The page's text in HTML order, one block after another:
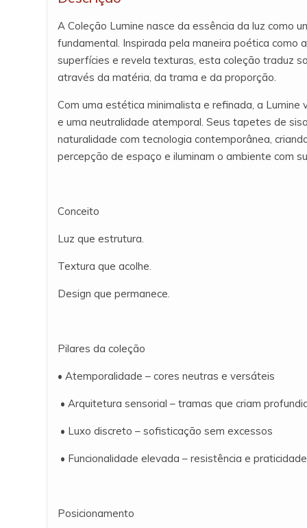
A Coleção Lumine nasce da essência da luz como
fundamental. Inspirada pela maneira poética como
superfícies e revela texturas, esta coleção traduz
através da matéria, da trama e da proporção.
Com uma estética minimalista e refinada, a Lumine
e uma neutralidade atemporal. Seus tapetes de
naturalidade com tecnologia contemporânea,
percepção de espaço e iluminam o ambiente com
Conceito
Luz que estrutura.
Textura que acolhe.
Design que permanece.
Pilares da coleção
• Atemporalidade – cores neutras e versáteis
• Arquitetura sensorial – tramas que criam
• Luxo discreto – sofisticação sem excessos
• Funcionalidade elevada – resistência e
Posicionamento